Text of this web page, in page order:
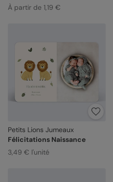
À partir de 1,19 €
Petits Lions Jumeaux
Félicitations Naissance
3,49 € l'unité